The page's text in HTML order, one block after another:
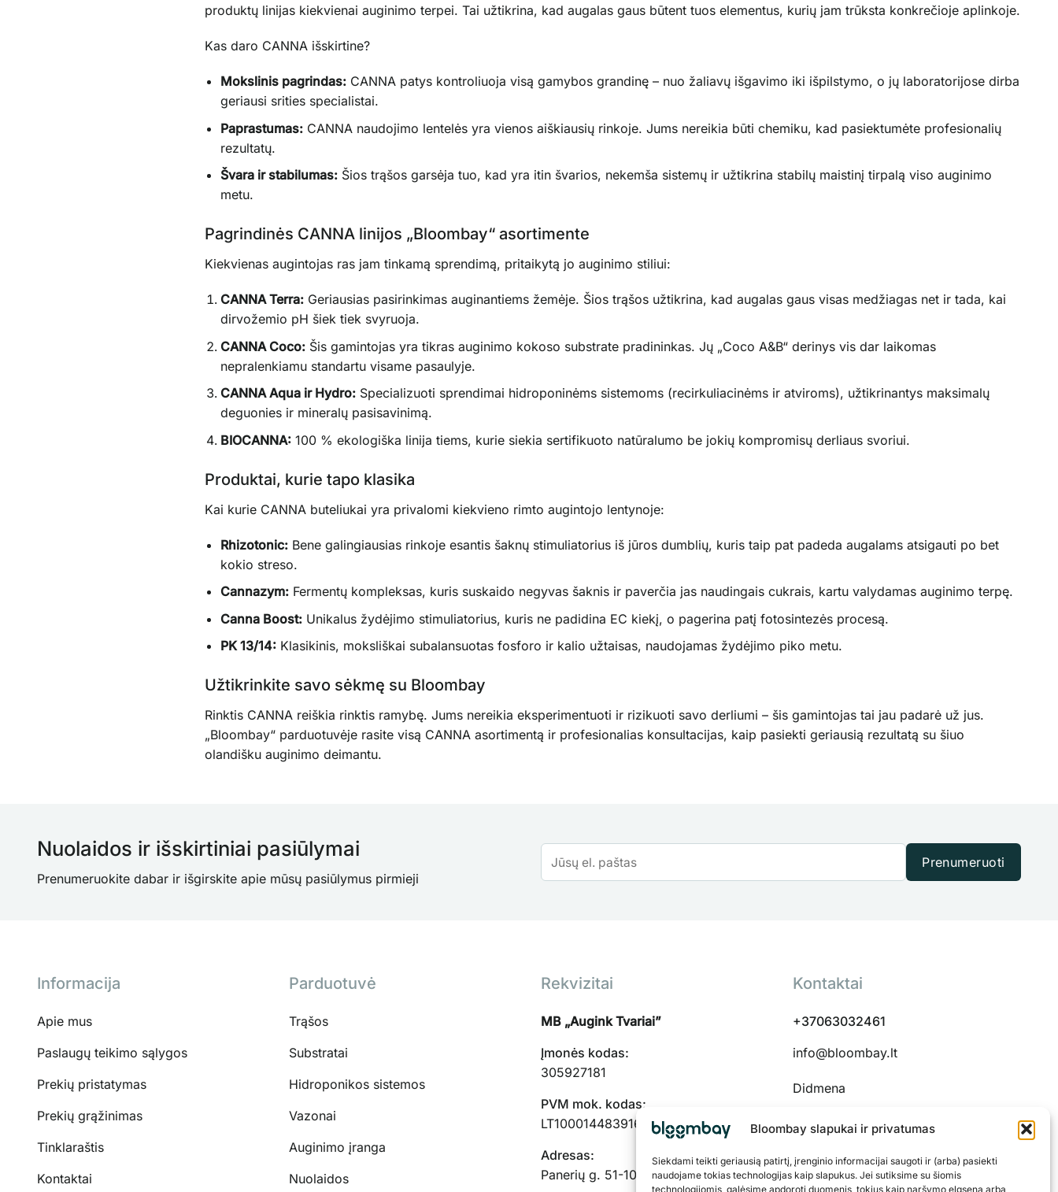
Bloombay slapukai ir privatumas
Siekdami teikti geriausią patirtį, įrenginio informacijai saugoti ir (arba) pasiekti
naudojame tokias technologijas kaip slapukus. Jei sutiksime su šiomis
technologijomis, galėsime apdoroti duomenis, tokius kaip naršymo elgsena arba
produktų linijas kiekvienai auginimo terpei. Tai užtikrina, kad augalas gaus būtent tuos elementus, kurių jam trūksta konkrečioje aplinkoje.
Kas daro CANNA išskirtine?
Mokslinis pagrindas: CANNA patys kontroliuoja visą gamybos grandinę – nuo žaliavų išgavimo iki išpilstymo, o jų laboratorijose dirba
geriausi srities specialistai.
Paprastumas: CANNA naudojimo lentelės yra vienos aiškiausių rinkoje. Jums nereikia būti chemiku, kad pasiektumėte profesionalių
rezultatų.
Švara ir stabilumas: Šios trąšos garsėja tuo, kad yra itin švarios, nekemša sistemų ir užtikrina stabilų maistinį tirpalą viso auginimo
metu.
Pagrindinės CANNA linijos „Bloombay“ asortimente
Kiekvienas augintojas ras jam tinkamą sprendimą, pritaikytą jo auginimo stiliui:
CANNA Terra: Geriausias pasirinkimas auginantiems žemėje. Šios trąšos užtikrina, kad augalas gaus visas medžiagas net ir tada, kai
dirvožemio pH šiek tiek svyruoja.
CANNA Coco: Šis gamintojas yra tikras auginimo kokoso substrate pradininkas. Jų „Coco A&B“ derinys vis dar laikomas
nepralenkiamu standartu visame pasaulyje.
CANNA Aqua ir Hydro: Specializuoti sprendimai hidroponinėms sistemoms (recirkuliacinėms ir atviroms), užtikrinantys maksimalų
deguonies ir mineralų pasisavinimą.
BIOCANNA: 100 % ekologiška linija tiems, kurie siekia sertifikuoto natūralumo be jokių kompromisų derliaus svoriui.
Produktai, kurie tapo klasika
Kai kurie CANNA buteliukai yra privalomi kiekvieno rimto augintojo lentynoje:
Rhizotonic: Bene galingiausias rinkoje esantis šaknų stimuliatorius iš jūros dumblių, kuris taip pat padeda augalams atsigauti po bet
kokio streso.
Cannazym: Fermentų kompleksas, kuris suskaido negyvas šaknis ir paverčia jas naudingais cukrais, kartu valydamas auginimo terpę.
Canna Boost: Unikalus žydėjimo stimuliatorius, kuris ne padidina EC kiekį, o pagerina patį fotosintezės procesą.
PK 13/14: Klasikinis, moksliškai subalansuotas fosforo ir kalio užtaisas, naudojamas žydėjimo piko metu.
Užtikrinkite savo sėkmę su Bloombay
Rinktis CANNA reiškia rinktis ramybę. Jums nereikia eksperimentuoti ir rizikuoti savo derliumi – šis gamintojas tai jau padarė už jus.
„Bloombay“ parduotuvėje rasite visą CANNA asortimentą ir profesionalias konsultacijas, kaip pasiekti geriausią rezultatą su šiuo
olandišku auginimo deimantu.
Nuolaidos ir išskirtiniai pasiūlymai
Prenumeruokite dabar ir išgirskite apie mūsų pasiūlymus pirmieji
Prenumeruoti
Informacija
Apie mus
Paslaugų teikimo sąlygos
Prekių pristatymas
Prekių grąžinimas
Tinklaraštis
Kontaktai
Parduotuvė
Trąšos
Substratai
Hidroponikos sistemos
Vazonai
Auginimo įranga
Nuolaidos
Rekvizitai
MB „Augink Tvariai”
Įmonės kodas:
305927181
PVM mok. kodas:
LT100014483916
Adresas:
Panerių g. 51-103, Kaunas, 48334
Kontaktai
+37063032461
info@bloombay.lt
Didmena